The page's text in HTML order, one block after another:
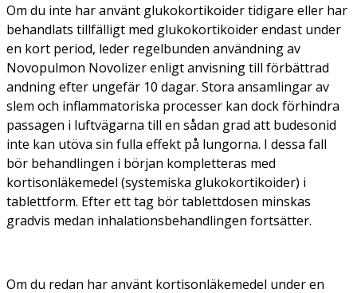
Om du inte har använt glukokortikoider tidigare eller har
behandlats tillfälligt med glukokortikoider endast under
en kort period, leder regelbunden användning av
Novopulmon Novolizer enligt anvisning till förbättrad
andning efter ungefär 10 dagar. Stora ansamlingar av
slem och inflammatoriska processer kan dock förhindra
passagen i luftvägarna till en sådan grad att budesonid
inte kan utöva sin fulla effekt på lungorna. I dessa fall
bör behandlingen i början kompletteras med
kortisonläkemedel (systemiska glukokortikoider) i
tablettform. Efter ett tag bör tablettdosen minskas
gradvis medan inhalationsbehandlingen fortsätter.
Om du redan har använt kortisonläkemedel under en